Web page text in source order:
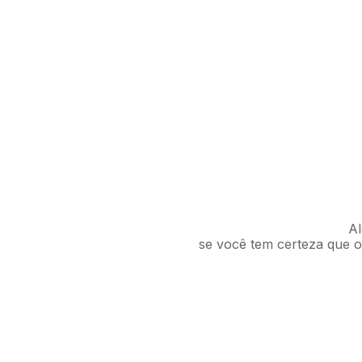
se você tem certeza que